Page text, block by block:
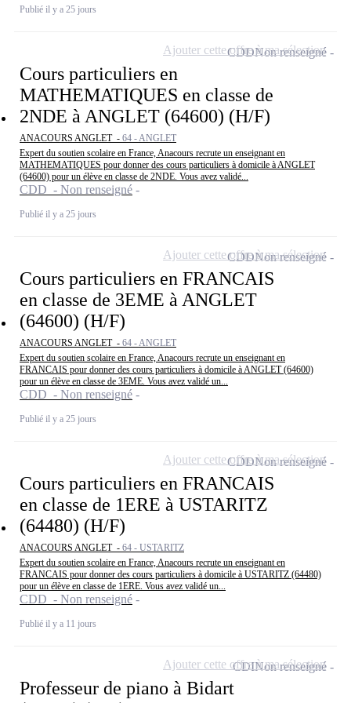
Publié il y a 25 jours
Cours particuliers en
MATHEMATIQUES en classe de
2NDE à ANGLET (64600) (H/F)
ANACOURS ANGLET - 64 - ANGLET
Expert du soutien scolaire en France, Anacours recrute un enseignant en
MATHEMATIQUES pour donner des cours particuliers à domicile à ANGLET
(64600) pour un élève en classe de 2NDE. Vous avez validé...
CDD - Non renseigné
Publié il y a 25 jours
CDDNon renseigné
Ajouter cette offre à ma sélection
Cours particuliers en FRANCAIS
en classe de 3EME à ANGLET
(64600) (H/F)
ANACOURS ANGLET - 64 - ANGLET
Expert du soutien scolaire en France, Anacours recrute un enseignant en
FRANCAIS pour donner des cours particuliers à domicile à ANGLET (64600)
pour un élève en classe de 3EME. Vous avez validé un...
CDD - Non renseigné
Publié il y a 25 jours
CDDNon renseigné
Ajouter cette offre à ma sélection
Cours particuliers en FRANCAIS
en classe de 1ERE à USTARITZ
(64480) (H/F)
ANACOURS ANGLET - 64 - USTARITZ
Expert du soutien scolaire en France, Anacours recrute un enseignant en
FRANCAIS pour donner des cours particuliers à domicile à USTARITZ (64480)
pour un élève en classe de 1ERE. Vous avez validé un...
CDD - Non renseigné
Publié il y a 11 jours
CDDNon renseigné
Ajouter cette offre à ma sélection
Professeur de piano à Bidart
CDINon renseigné
Ajouter cette offre à ma sélection